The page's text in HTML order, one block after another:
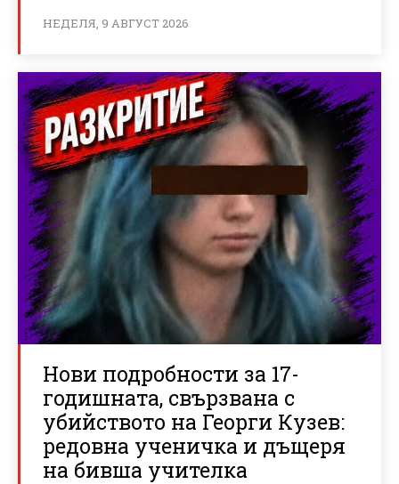
НЕДЕЛЯ, 9 АВГУСТ 2026
Нови подробности за 17-
годишната, свързвана с
убийството на Георги Кузев:
редовна ученичка и дъщеря
на бивша учителка